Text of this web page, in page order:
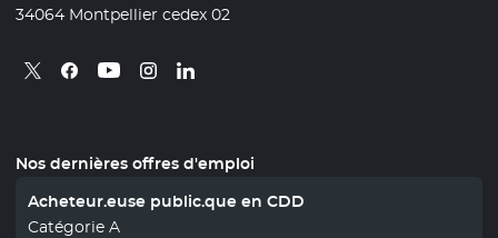
34064 Montpellier cedex 02
Retrouvez nous sur X
- Nouvelle fenêtre
Retrouvez nous sur Facebook
- Nouvelle fenêtre
Retrouvez nous sur Youtube
- Nouvelle fenêtre
Retrouvez nous sur Instagram
- Nouvelle fenêtre
Retrouvez nous sur Linkedin
- Nouvelle fenêtre
Nos dernières offres d'emploi
Acheteur.euse public.que en CDD
Catégorie A